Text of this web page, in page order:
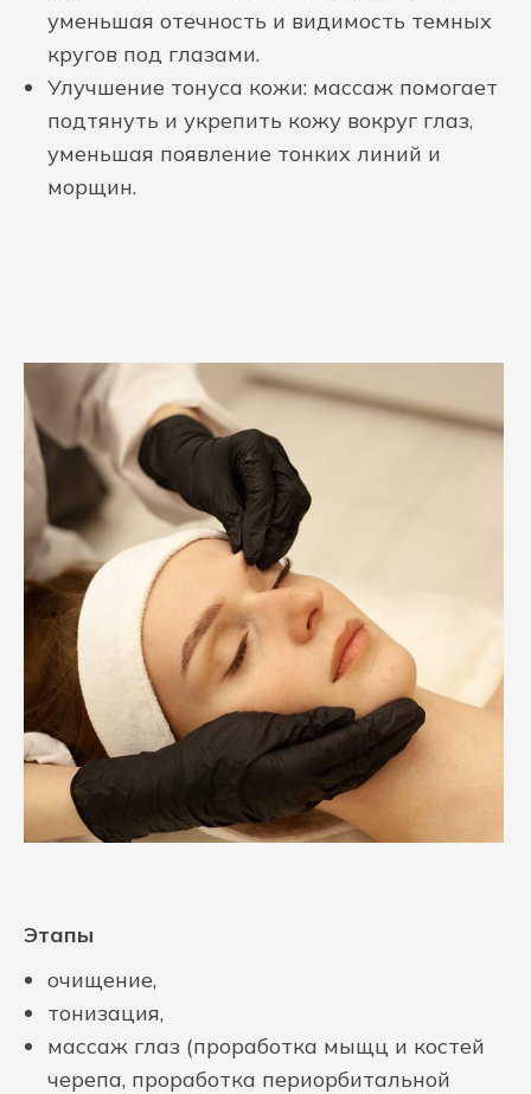
уменьшая отечность и видимость темных
кругов под глазами.
Улучшение тонуса кожи: массаж помогает
подтянуть и укрепить кожу вокруг глаз,
уменьшая появление тонких линий и
морщин.
Этапы
очищение,
тонизация,
массаж глаз (проработка мыщц и костей
черепа, проработка периорбитальной